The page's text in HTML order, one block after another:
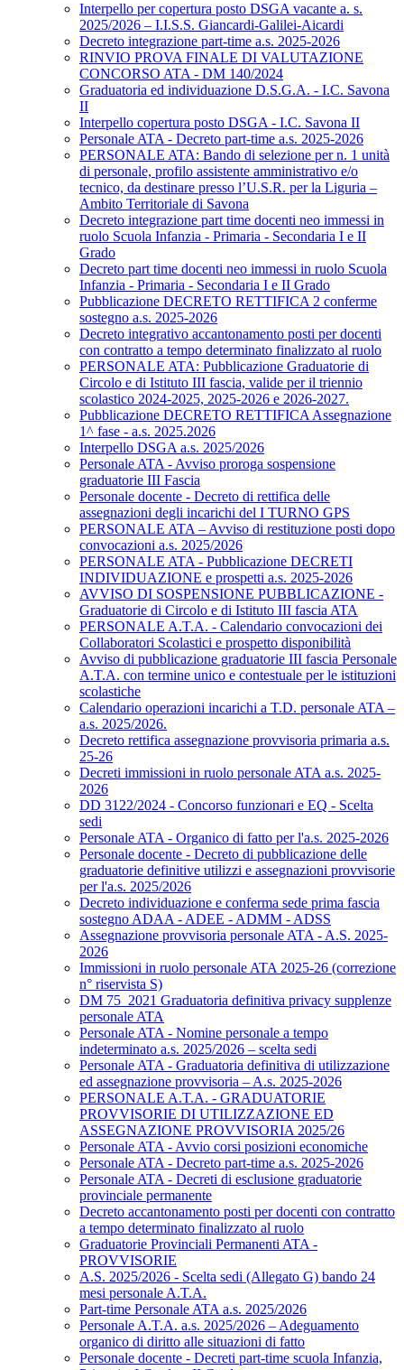
Interpello per copertura posto DSGA vacante a. s.
2025/2026 – I.I.S.S. Giancardi-Galilei-Aicardi
Decreto integrazione part-time a.s. 2025-2026
RINVIO PROVA FINALE DI VALUTAZIONE
CONCORSO ATA - DM 140/2024
Graduatoria ed individuazione D.S.G.A. - I.C. Savona
II
Interpello copertura posto DSGA - I.C. Savona II
Personale ATA - Decreto part-time a.s. 2025-2026
PERSONALE ATA: Bando di selezione per n. 1 unità
di personale, profilo assistente amministrativo e/o
tecnico, da destinare presso l’U.S.R. per la Liguria –
Ambito Territoriale di Savona
Decreto integrazione part time docenti neo immessi in
ruolo Scuola Infanzia - Primaria - Secondaria I e II
Grado
Decreto part time docenti neo immessi in ruolo Scuola
Infanzia - Primaria - Secondaria I e II Grado
Pubblicazione DECRETO RETTIFICA 2 conferme
sostegno a.s. 2025-2026
Decreto integrativo accantonamento posti per docenti
con contratto a tempo determinato finalizzato al ruolo
PERSONALE ATA: Pubblicazione Graduatorie di
Circolo e di Istituto III fascia, valide per il triennio
scolastico 2024-2025, 2025-2026 e 2026-2027.
Pubblicazione DECRETO RETTIFICA Assegnazione
1^ fase - a.s. 2025.2026
Interpello DSGA a.s. 2025/2026
Personale ATA - Avviso proroga sospensione
graduatorie III Fascia
Personale docente - Decreto di rettifica delle
assegnazioni degli incarichi del I TURNO GPS
PERSONALE ATA – Avviso di restituzione posti dopo
convocazioni a.s. 2025/2026
PERSONALE ATA - Pubblicazione DECRETI
INDIVIDUAZIONE e prospetti a.s. 2025-2026
AVVISO DI SOSPENSIONE PUBBLICAZIONE -
Graduatorie di Circolo e di Istituto III fascia ATA
PERSONALE A.T.A. - Calendario convocazioni dei
Collaboratori Scolastici e prospetto disponibilità
Avviso di pubblicazione graduatorie III fascia Personale
A.T.A. con termine unico e contestuale per le istituzioni
scolastiche
Calendario operazioni incarichi a T.D. personale ATA –
a.s. 2025/2026.
Decreto rettifica assegnazione provvisoria primaria a.s.
25-26
Decreti immissioni in ruolo personale ATA a.s. 2025-
2026
DD 3122/2024 - Concorso funzionari e EQ - Scelta
sedi
Personale ATA - Organico di fatto per l'a.s. 2025-2026
Personale docente - Decreto di pubblicazione delle
graduatorie definitive utilizzi e assegnazioni provvisorie
per l'a.s. 2025/2026
Decreto individuazione e conferma sede prima fascia
sostegno ADAA - ADEE - ADMM - ADSS
Assegnazione provvisoria personale ATA - A.S. 2025-
2026
Immissioni in ruolo personale ATA 2025-26 (correzione
n° riservista S)
DM 75_2021 Graduatoria definitiva privacy supplenze
personale ATA
Personale ATA - Nomine personale a tempo
indeterminato a.s. 2025/2026 – scelta sedi
Personale ATA - Graduatoria definitiva di utilizzazione
ed assegnazione provvisoria – A.s. 2025-2026
PERSONALE A.T.A. - GRADUATORIE
PROVVISORIE DI UTILIZZAZIONE ED
ASSEGNAZIONE PROVVISORIA 2025/26
Personale ATA - Avvio corsi posizioni economiche
Personale ATA - Decreto part-time a.s. 2025-2026
Personale ATA - Decreti di esclusione graduatorie
provinciale permanente
Decreto accantonamento posti per docenti con contratto
a tempo determinato finalizzato al ruolo
Graduatorie Provinciali Permanenti ATA -
PROVVISORIE
A.S. 2025/2026 - Scelta sedi (Allegato G) bando 24
mesi personale A.T.A.
Part-time Personale ATA a.s. 2025/2026
Personale A.T.A. a.s. 2025/2026 – Adeguamento
organico di diritto alle situazioni di fatto
Personale docente - Decreti part-time scuola Infanzia,